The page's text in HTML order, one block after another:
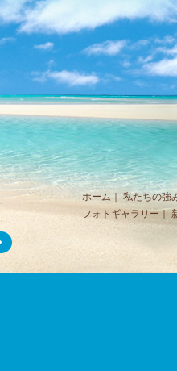
ホーム
私たちの強
フォトギャラリー｜